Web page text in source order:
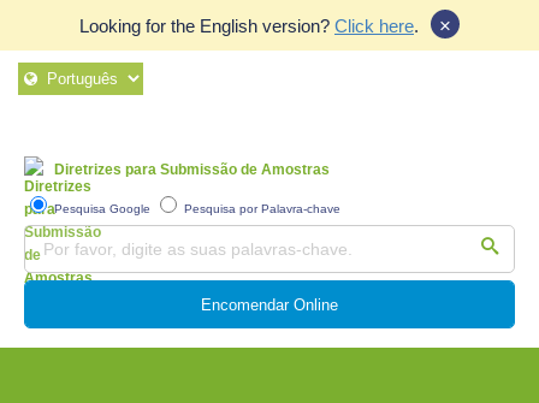
Looking for the English version? Click here. ×
Diretrizes para Submissão de Amostras
Pesquisa Google Pesquisa por Palavra-chave
Encomendar Online